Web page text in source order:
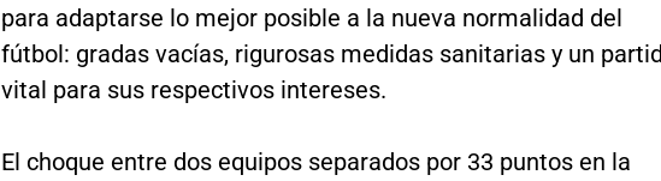
para adaptarse lo mejor posible a la nueva normalidad del
fútbol: gradas vacías, rigurosas medidas sanitarias y un
vital para sus respectivos intereses.
El choque entre dos equipos separados por 33 puntos en la